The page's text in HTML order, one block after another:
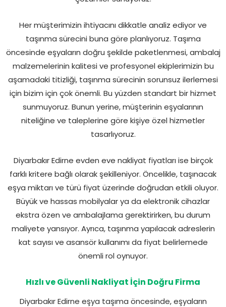
Her müşterimizin ihtiyacını dikkatle analiz ediyor ve
taşınma sürecini buna göre planlıyoruz. Taşıma
öncesinde eşyaların doğru şekilde paketlenmesi, ambalaj
malzemelerinin kalitesi ve profesyonel ekiplerimizin bu
aşamadaki titizliği, taşınma sürecinin sorunsuz ilerlemesi
için bizim için çok önemli. Bu yüzden standart bir hizmet
sunmuyoruz. Bunun yerine, müşterinin eşyalarının
niteliğine ve taleplerine göre kişiye özel hizmetler
tasarlıyoruz.
Diyarbakır Edirne evden eve nakliyat fiyatları ise birçok
farklı kritere bağlı olarak şekilleniyor. Öncelikle, taşınacak
eşya miktarı ve türü fiyat üzerinde doğrudan etkili oluyor.
Büyük ve hassas mobilyalar ya da elektronik cihazlar
ekstra özen ve ambalajlama gerektirirken, bu durum
maliyete yansıyor. Ayrıca, taşınma yapılacak adreslerin
kat sayısı ve asansör kullanımı da fiyat belirlemede
önemli rol oynuyor.
Hızlı ve Güvenli Nakliyat İçin Doğru Firma
Diyarbakır Edirne eşya taşıma öncesinde, eşyaların